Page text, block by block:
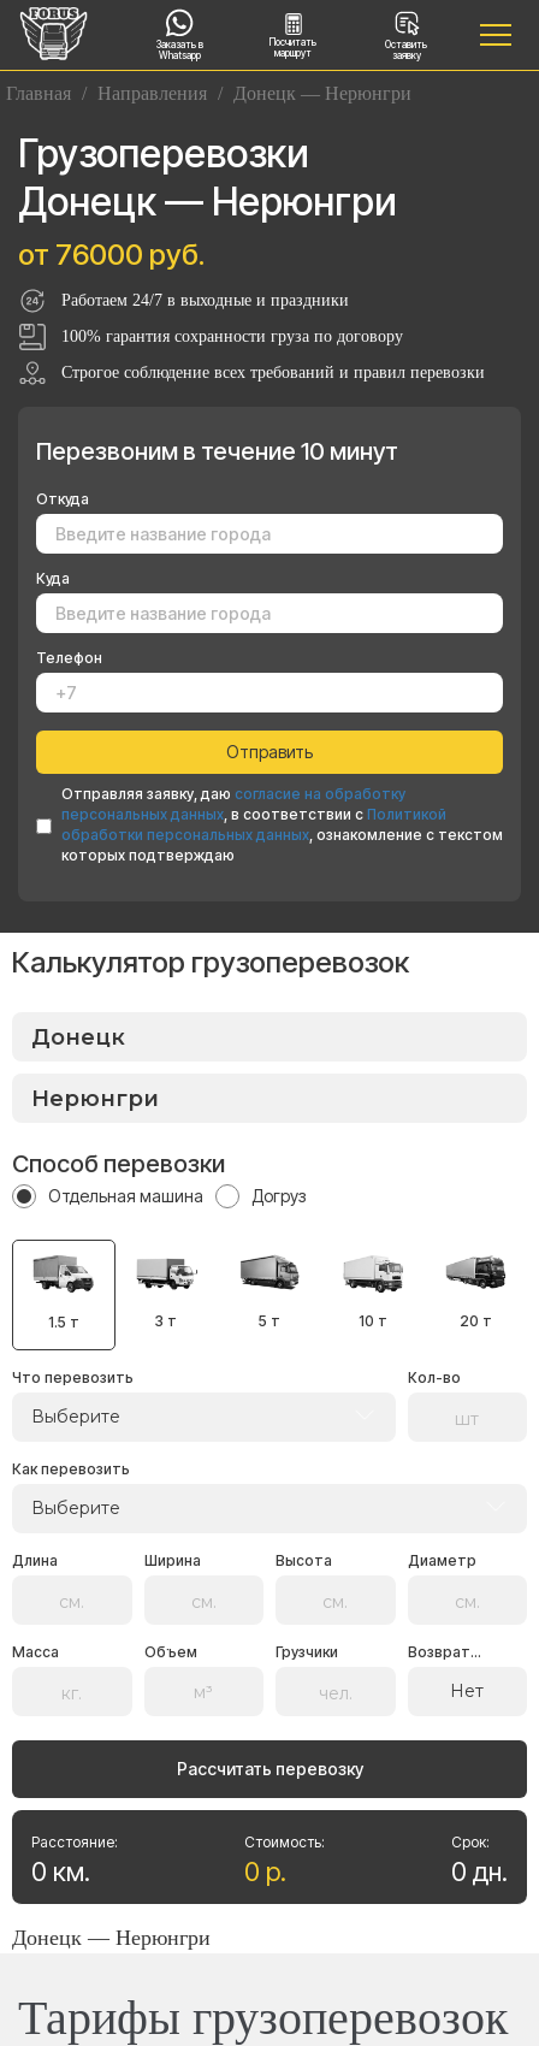
Заказать в
Whatsapp
Посчитать
маршрут
Оставить
заявку
Главная / Направления / Донецк — Нерюнгри
Грузоперевозки
Донецк — Нерюнгри
от 76000 руб.
Работаем 24/7 в выходные и праздники
100% гарантия сохранности груза по договору
Строгое соблюдение всех требований и правил перевозки
Перезвоним в течение 10 минут
Откуда
Куда
Телефон
Отправляя заявку, даю согласие на обработку
персональных данных, в соответствии с Политикой
обработки персональных данных, ознакомление с текстом
которых подтверждаю
Калькулятор грузоперевозок
Способ перевозки
Отдельная машина Догруз
1.5 т 3 т 5 т 10 т 20 т
Что перевозить
Выберите
Кол-во
Как перевозить
Выберите
Длина Ширина Высота Диаметр
Масса Объем Грузчики Возврат...
Нет
Рассчитать перевозку
Стоимость:
0 р.
Расстояние:
0 км.
Срок:
0 дн.
Донецк — Нерюнгри
Тарифы грузоперевозок